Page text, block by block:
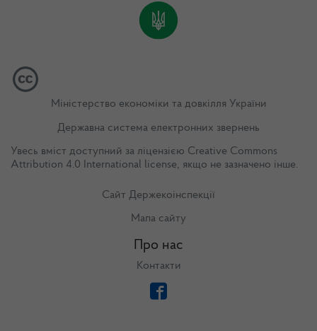
Міністерство економіки та довкілля України
Державна система електронних звернень
Увесь вміст доступний за ліцензією Creative Commons
Attribution 4.0 International license, якщо не зазначено інше.
Сайт Держекоінспекції
Мапа сайту
Про нас
Контакти